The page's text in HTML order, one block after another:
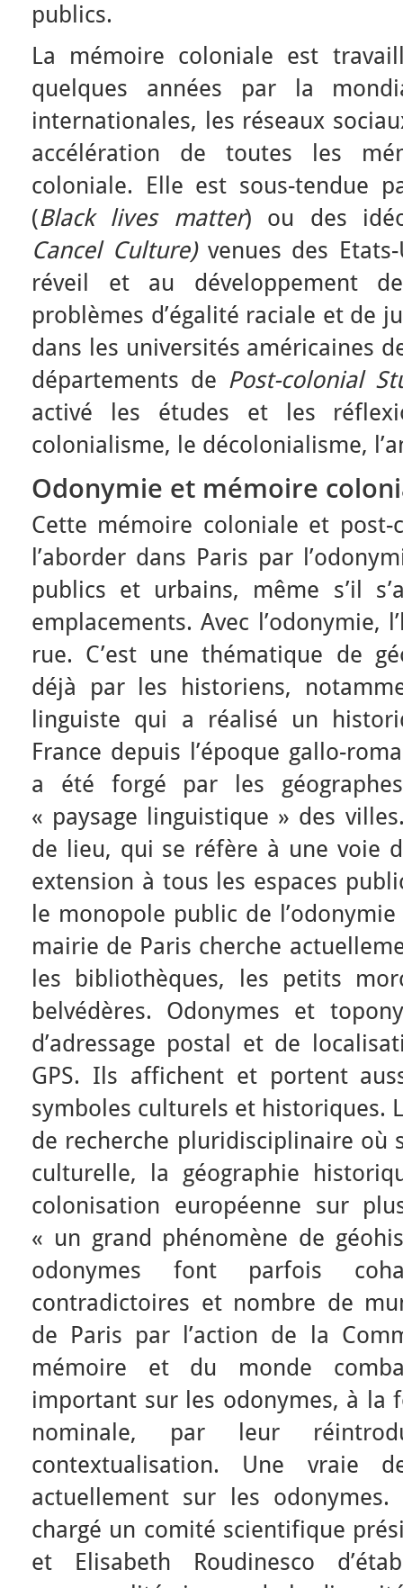
publics.
La mémoire coloniale est
quelques années par la
internationales, les réseaux
accélération de toutes les
coloniale. Elle est sous-tendue
(Black lives matter) ou des
Cancel Culture)venues des
réveil et au développement
problèmes d’égalité raciale et de
dans les universités américaines
départements de Post-colonial
activé les études et les
colonialisme, le décolonialisme,
Odonymie et mémoire
Cette mémoire coloniale et post-
l’aborder dans Paris par
publics et urbains, même s’il
emplacements. Avec l’odonymie,
rue. C’est une thématique de
déjà par les historiens,
linguiste qui a réalisé un
France depuis l’époque gallo-
a été forgé par les
« paysage linguistique » des
de lieu, qui se réfère à une voie
extension à tous les espaces
le monopole public de
mairie de Paris cherche
les bibliothèques, les petits
belvédères. Odonymes et
d’adressage postal et de
GPS. Ils affichent et portent
symboles culturels et historiques.
de recherche pluridisciplinaire où
culturelle, la géographie
colonisation européenne sur
« un grand phénomène de
odonymes font parfois
contradictoires et nombre de
de Paris par l’action de la
mémoire et du monde
important sur les odonymes, à la
nominale, par leur
contextualisation. Une vraie
actuellement sur les
chargé un comité scientifique
et Elisabeth Roudinesco